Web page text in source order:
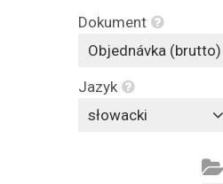
Dokument
Objednávka (brutto)
Jazyk
słowacki